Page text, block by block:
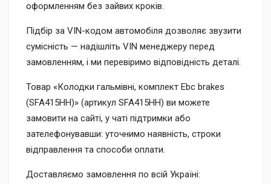
оформленням без зайвих кроків.
Підбір за VIN-кодом автомобіля дозволяє звузити
сумісність — надішліть VIN менеджеру перед
замовленням, і ми перевіримо відповідність деталі.
Товар «Колодки гальмівні, комплект Ebc brakes
(SFA415HH)» (артикул SFA415HH) ви можете
замовити на сайті, у чаті підтримки або
зателефонувавши: уточнимо наявність, строки
відправлення та способи оплати.
Доставляємо замовлення по всій Україні: